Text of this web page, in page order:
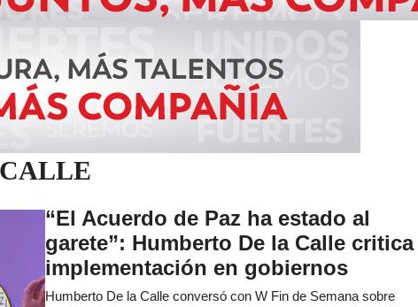
“El Acuerdo de Paz ha estado al
garete”: Humberto De la Calle critica
implementación en gobiernos
Humberto De la Calle conversó con W Fin de Semana sobre